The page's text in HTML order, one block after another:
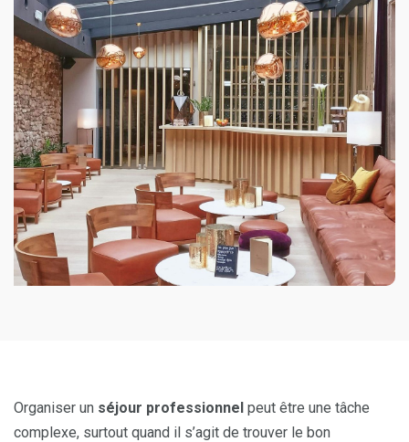
Organiser un séjour professionnel peut être une tâche
complexe, surtout quand il s’agit de trouver le bon